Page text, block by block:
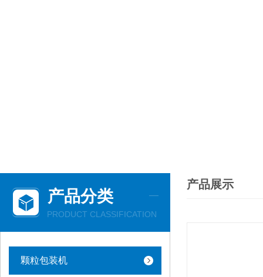
产品分类
PRODUCT CLASSIFICATION
颗粒包装机
产品展示